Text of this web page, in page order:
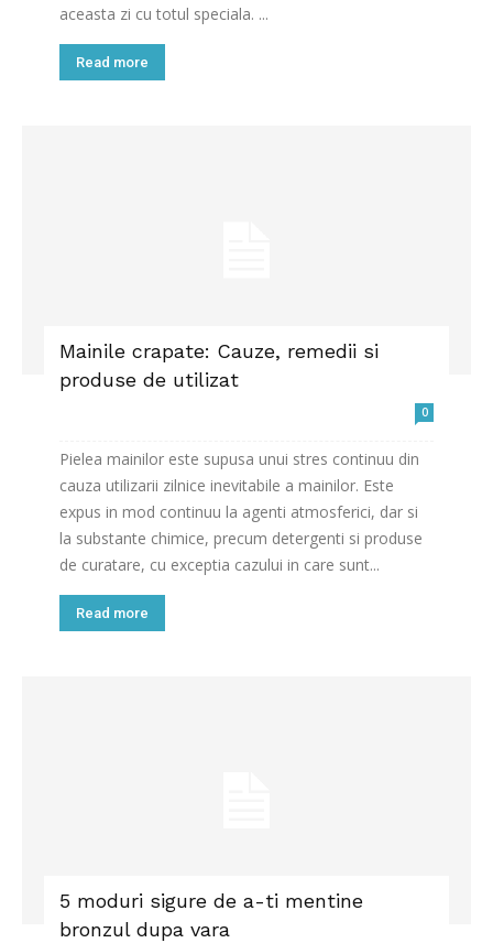
aceasta zi cu totul speciala. ...
Read more
Mainile crapate: Cauze, remedii si
produse de utilizat
0
Pielea mainilor este supusa unui stres continuu din
cauza utilizarii zilnice inevitabile a mainilor. Este
expus in mod continuu la agenti atmosferici, dar si
la substante chimice, precum detergenti si produse
de curatare, cu exceptia cazului in care sunt...
Read more
5 moduri sigure de a-ti mentine
bronzul dupa vara